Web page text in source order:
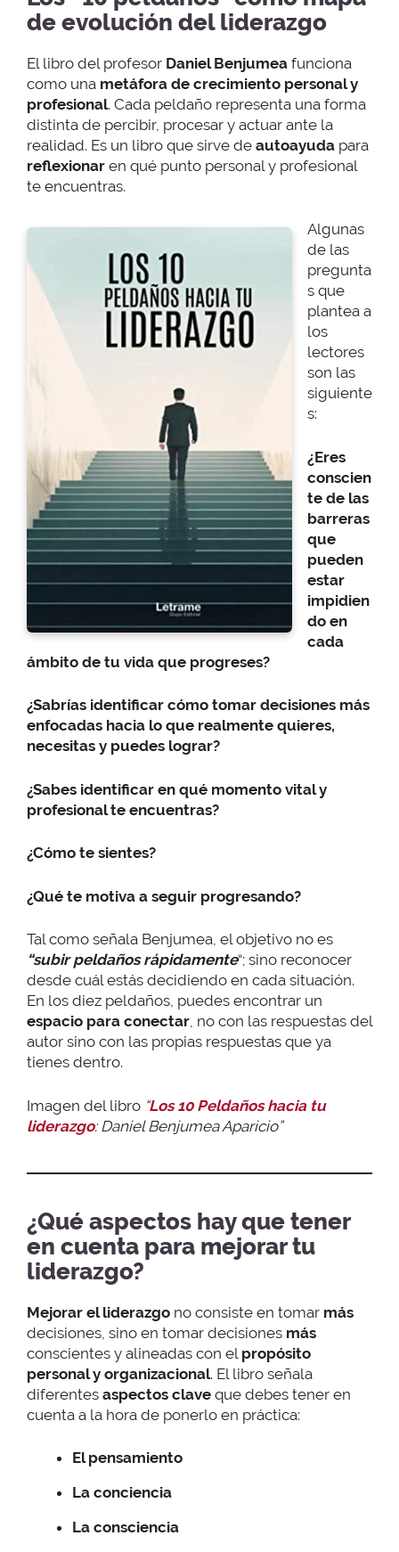
de evolución del liderazgo
El libro del profesor Daniel Benjumea funciona
como una metáfora de crecimiento personal y
profesional. Cada peldaño representa una forma
distinta de percibir, procesar y actuar ante la
realidad. Es un libro que sirve de autoayuda para
reflexionar en qué punto personal y profesional
te encuentras.
Algunas
de las
pregunta
s que
plantea a
los
lectores
son las
siguiente
s:
¿Eres
conscien
te de las
barreras
que
pueden
estar
impidien
do en
cada
ámbito de tu vida que progreses?
¿Sabrías identificar cómo tomar decisiones más
enfocadas hacia lo que realmente quieres,
necesitas y puedes lograr?
¿Sabes identificar en qué momento vital y
profesional te encuentras?
¿Cómo te sientes?
¿Qué te motiva a seguir progresando?
Tal como señala Benjumea, el objetivo no es
“subir peldaños rápidamente“; sino reconocer
desde cuál estás decidiendo en cada situación.
En los diez peldaños, puedes encontrar un
espacio para conectar, no con las respuestas del
autor sino con las propias respuestas que ya
tienes dentro.
Imagen del libro “Los 10 Peldaños hacia tu
liderazgo: Daniel Benjumea Aparicio”
¿Qué aspectos hay que tener
en cuenta para mejorar tu
liderazgo?
Mejorar el liderazgo no consiste en tomar más
decisiones, sino en tomar decisiones más
conscientes y alineadas con el propósito
personal y organizacional. El libro señala
diferentes aspectos clave que debes tener en
cuenta a la hora de ponerlo en práctica:
El pensamiento
La conciencia
La consciencia